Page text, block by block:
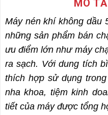
MÔ
Máy nén khí không dầu
những sản phẩm bán
ưu điểm lớn như máy
ra sạch. Với dung tích
thích hợp sử dụng
nha khoa, tiệm kinh
tiết của máy được tổng